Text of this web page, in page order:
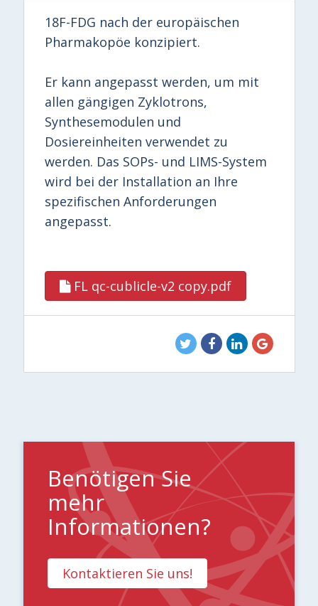
18F-FDG nach der europäischen
Pharmakopöe konzipiert.
Er kann angepasst werden, um mit
allen gängigen Zyklotrons,
Synthesemodulen und
Dosiereinheiten verwendet zu
werden. Das SOPs- und LIMS-System
wird bei der Installation an Ihre
spezifischen Anforderungen
angepasst.
FL qc-cublicle-v2 copy.pdf
Benötigen Sie
mehr
Informationen?
Kontaktieren Sie uns!